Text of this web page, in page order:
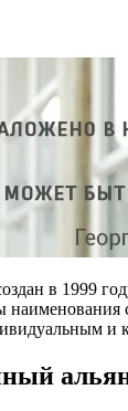
в 1999